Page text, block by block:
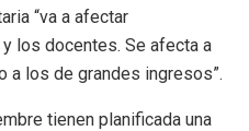
“va a afectar
los docentes. Se afecta a
a los de grandes ingresos”.
tienen planificada una